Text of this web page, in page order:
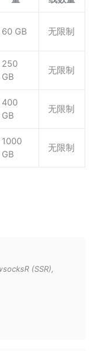
60 GB 无限制
250
GB
无限制
400
GB
无限制
1000
GB
无限制
(SSR),